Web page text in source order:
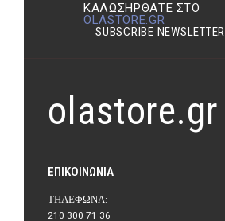
ΚΑΛΩΣΉΡΘΑΤΕ ΣΤΟ
OLASTORE.GR
SUBSCRIBE NEWSLETTER
olastore.gr
ΕΠΙΚΟΙΝΩΝΊΑ
ΤΗΛΈΦΩΝΑ:
210 300 71 36